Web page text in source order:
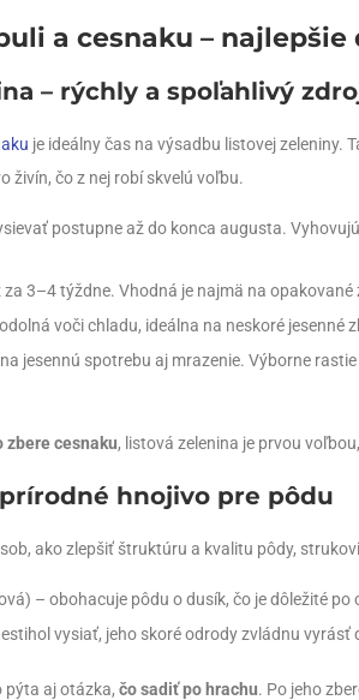
a cesnaku –
– rýchly a spoľahlivý
je ideálny čas na výsadbu listovej zeleniny.
živín, čo z nej robí skvelú voľbu.
postupne až do konca augusta.
3–4 týždne. Vhodná je najmä na opakované
voči chladu, ideálna na neskoré jesenné
jesennú spotrebu aj mrazenie. Výborne
zbere cesnaku, listová zelenina je prvou
hnojivo pre pôdu
ako zlepšiť štruktúru a kvalitu pôdy,
– obohacuje pôdu o dusík, čo je dôležité po
vysiať, jeho skoré odrody zvládnu vyrásť
pýta aj otázka, čo sadiť po hrachu. Po jeho